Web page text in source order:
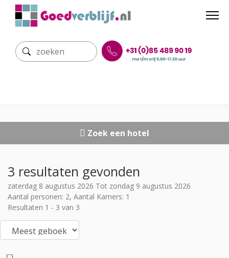
Zoek een hotel
3 resultaten gevonden
zaterdag 8 augustus 2026 Tot zondag 9 augustus 2026
Aantal personen: 2, Aantal Kamers: 1
Resultaten 1 - 3 van 3